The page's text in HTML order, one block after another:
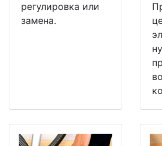
регулировка или
замена.